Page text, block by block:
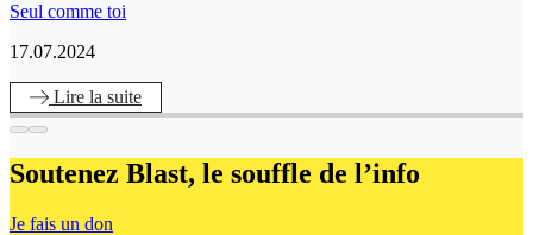
Seul comme toi
17.07.2024
Lire la suite
Soutenez Blast, le souffle de l’info
Je fais un don